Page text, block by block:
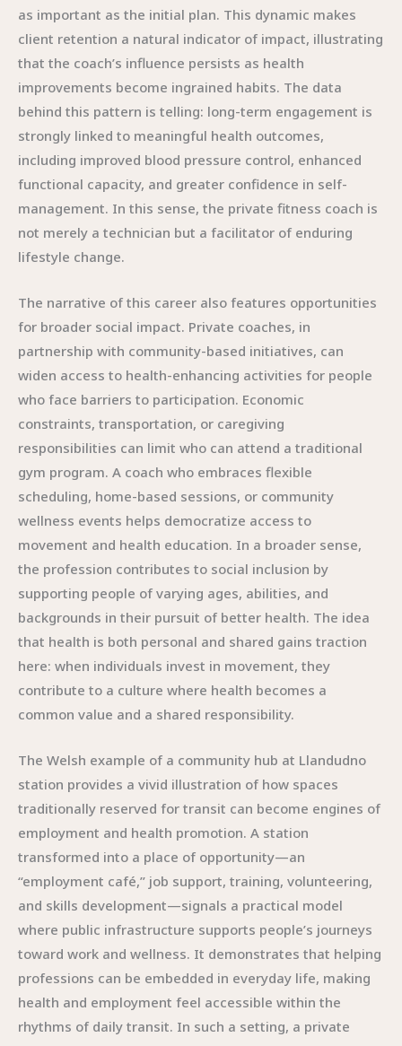
as important as the initial plan. This dynamic makes
client retention a natural indicator of impact, illustrating
that the coach’s influence persists as health
improvements become ingrained habits. The data
behind this pattern is telling: long-term engagement is
strongly linked to meaningful health outcomes,
including improved blood pressure control, enhanced
functional capacity, and greater confidence in self-
management. In this sense, the private fitness coach is
not merely a technician but a facilitator of enduring
lifestyle change.
The narrative of this career also features opportunities
for broader social impact. Private coaches, in
partnership with community-based initiatives, can
widen access to health-enhancing activities for people
who face barriers to participation. Economic
constraints, transportation, or caregiving
responsibilities can limit who can attend a traditional
gym program. A coach who embraces flexible
scheduling, home-based sessions, or community
wellness events helps democratize access to
movement and health education. In a broader sense,
the profession contributes to social inclusion by
supporting people of varying ages, abilities, and
backgrounds in their pursuit of better health. The idea
that health is both personal and shared gains traction
here: when individuals invest in movement, they
contribute to a culture where health becomes a
common value and a shared responsibility.
The Welsh example of a community hub at Llandudno
station provides a vivid illustration of how spaces
traditionally reserved for transit can become engines of
employment and health promotion. A station
transformed into a place of opportunity—an
“employment café,” job support, training, volunteering,
and skills development—signals a practical model
where public infrastructure supports people’s journeys
toward work and wellness. It demonstrates that helping
professions can be embedded in everyday life, making
health and employment feel accessible within the
rhythms of daily transit. In such a setting, a private